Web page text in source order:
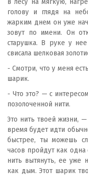
голову и глядя на
жарким днем он уже
зовут по имени. Он
старушка. В руке у
свисала шелковая
- Смотри, что у меня
шарик.
- Что это? — с
позолоченной нити.
Это нить твоей жизни,
время будет идти
быстрее, ты можешь
часов пройдут как
нить вытянуть, ее уже
как дым. Этот шарик